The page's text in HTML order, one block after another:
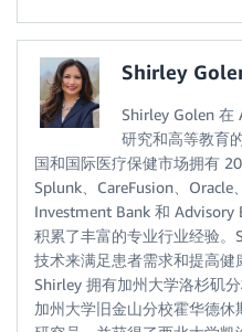
Shirley
Shirley Golen 在
研究和高等教育
国和国际医疗保健市场拥有
Splunk、CareFusion、
Investment Bank 和 Advisory
积累了丰富的专业行业经验。
技术来满足患者需求和提高健
Shirley 拥有加州大学洛杉矶
加州大学旧金山分校霍华德